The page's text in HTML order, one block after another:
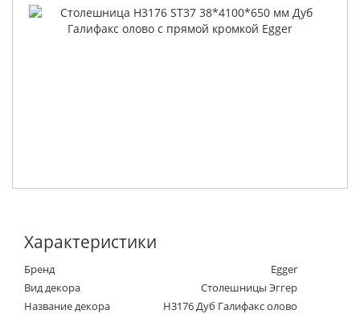
Характеристики
Бренд
Egger
Вид декора
Столешницы Эггер
Название декора
H3176 Дуб Галифакс олово